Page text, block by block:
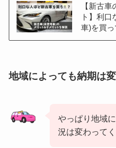
【新古
ト】利
車)を買っ
地域によっても納期は
やっぱり地域
況は変わって